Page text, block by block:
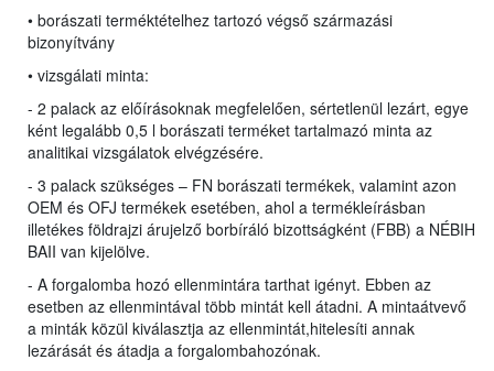
• borászati terméktételhez tartozó végső származási
bizonyítvány
• vizsgálati minta:
- 2 palack az előírásoknak megfelelően, sértetlenül lezárt, egye
ként legalább 0,5 l borászati terméket tartalmazó minta az
analitikai vizsgálatok elvégzésére.
- 3 palack szükséges – FN borászati termékek, valamint azon
OEM és OFJ termékek esetében, ahol a termékleírásban
illetékes földrajzi árujelző borbíráló bizottságként (FBB) a NÉBIH
BAII van kijelölve.
- A forgalomba hozó ellenmintára tarthat igényt. Ebben az
esetben az ellenmintával több mintát kell átadni. A mintaátvevő
a minták közül kiválasztja az ellenmintát,hitelesíti annak
lezárását és átadja a forgalombahozónak.